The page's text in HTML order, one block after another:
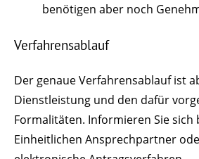
benötigen aber noch
Verfahrensablauf
Der genaue Verfahrensablauf ist
Dienstleistung und den dafür
Formalitäten. Informieren Sie sich
Einheitlichen Ansprechpartner